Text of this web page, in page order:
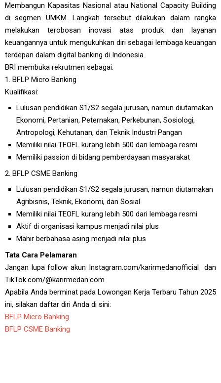
Membangun Kapasitas Nasional atau National Capacity Building
di segmen UMKM. Langkah tersebut dilakukan dalam rangka
melakukan terobosan inovasi atas produk dan layanan
keuangannya untuk mengukuhkan diri sebagai lembaga keuangan
terdepan dalam digital banking di Indonesia.
BRI membuka rekrutmen sebagai:
1. BFLP Micro Banking
Kualifikasi:
Lulusan pendidikan S1/S2 segala jurusan, namun diutamakan
Ekonomi, Pertanian, Peternakan, Perkebunan, Sosiologi,
Antropologi, Kehutanan, dan Teknik Industri Pangan
Memiliki nilai TEOFL kurang lebih 500 dari lembaga resmi
Memiliki passion di bidang pemberdayaan masyarakat
2. BFLP CSME Banking
Lulusan pendidikan S1/S2 segala jurusan, namun diutamakan
Agribisnis, Teknik, Ekonomi, dan Sosial
Memiliki nilai TEOFL kurang lebih 500 dari lembaga resmi
Aktif di organisasi kampus menjadi nilai plus
Mahir berbahasa asing menjadi nilai plus
Tata Cara Pelamaran
Jangan lupa follow akun Instagram.com/karirmedanofficial dan
TikTok.com/@karirmedan.com
Apabila Anda berminat pada Lowongan Kerja Terbaru Tahun 2025
ini, silakan daftar diri Anda di sini:
BFLP Micro Banking
BFLP CSME Banking